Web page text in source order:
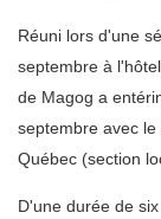
Réuni lors d'une
septembre à
de Magog a
septembre avec
Québec (section
D'une durée de